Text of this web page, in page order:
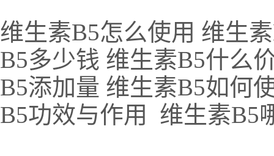
维生素B5怎么使用 维生
B5多少钱 维生素B5什么
B5添加量 维生素B5如何
B5功效与作用 维生素B5